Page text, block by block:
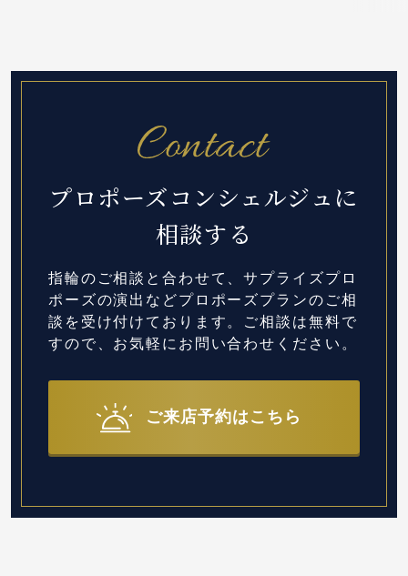
プロポーズコンシェルジュに
相談する
指輪のご相談と合わせて、サプライズプロ
ポーズの演出などプロポーズプランのご相
談を受け付けております。 ご相談は無料で
すので、お気軽にお問い合わせください。
ご来店予約はこちら